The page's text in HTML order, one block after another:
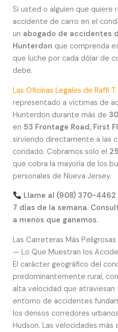
Si usted o alguien que quiere
accidente de carro en el
un abogado de accidentes
Hunterdon que comprenda
que luche por cada dólar de
debe.
Las Oficinas Legales de Raffi
representado a víctimas de
Hunterdon durante más de
en 53 Frontage Road, First
sirviendo directamente a las
condado. Cobramos solo el
que cobra la mayoría de los
personales de Nueva Jersey.
Llame al (908) 370-
7 días de la semana.
a menos que ganemos.
Las Carreteras Más
— Lo Que Muestran los
El carácter geográfico del
predominantemente rural,
alta velocidad que
entorno de accidentes
los densos corredores
Hudson. Las velocidades más